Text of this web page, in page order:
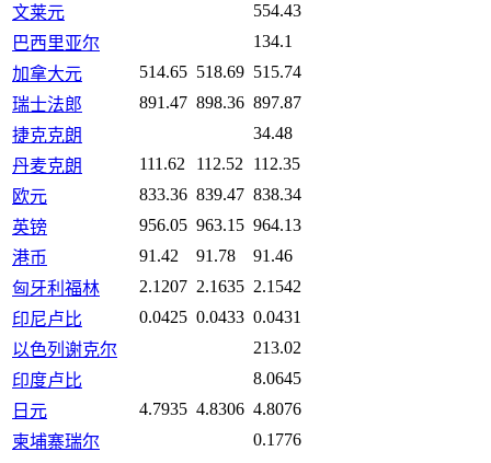
文莱元
554.43
巴西里亚尔
134.1
加拿大元
514.65 518.69 515.74
瑞士法郎
891.47 898.36 897.87
捷克克朗
34.48
丹麦克朗
111.62 112.52
112.35
欧元
833.36 839.47 838.34
英镑
956.05 963.15 964.13
港币
91.42 91.78
91.46
匈牙利福林
2.1207 2.1635 2.1542
印尼卢比
0.0425 0.0433 0.0431
以色列谢克尔
213.02
印度卢比
8.0645
日元
4.7935 4.8306 4.8076
柬埔寨瑞尔
0.1776